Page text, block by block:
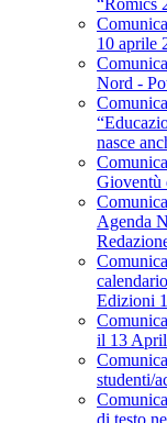
“Romics
10 aprile
Nord -
nasce
Gioventù
Agenda
Edizioni
il 13
studenti/